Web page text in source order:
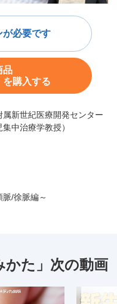
新世紀医療開発センター
中治療学教授）
/徐脈編～
が必要です
品
を購入する
かた」次の動画